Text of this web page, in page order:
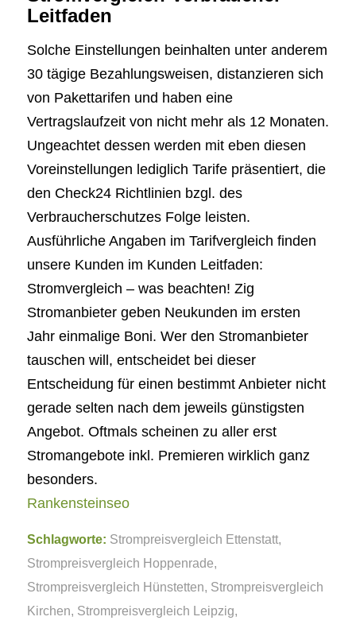
Leitfaden
Solche Einstellungen beinhalten unter anderem
30 tägige Bezahlungsweisen, distanzieren sich
von Pakettarifen und haben eine
Vertragslaufzeit von nicht mehr als 12 Monaten.
Ungeachtet dessen werden mit eben diesen
Voreinstellungen lediglich Tarife präsentiert, die
den Check24 Richtlinien bzgl. des
Verbraucherschutzes Folge leisten.
Ausführliche Angaben im Tarifvergleich finden
unsere Kunden im Kunden Leitfaden:
Stromvergleich – was beachten! Zig
Stromanbieter geben Neukunden im ersten
Jahr einmalige Boni. Wer den Stromanbieter
tauschen will, entscheidet bei dieser
Entscheidung für einen bestimmt Anbieter nicht
gerade selten nach dem jeweils günstigsten
Angebot. Oftmals scheinen zu aller erst
Stromangebote inkl. Premieren wirklich ganz
besonders.
Rankensteinseo
Schlagworte: Strompreisvergleich Ettenstatt,
Strompreisvergleich Hoppenrade,
Strompreisvergleich Hünstetten, Strompreisvergleich
Kirchen, Strompreisvergleich Leipzig,